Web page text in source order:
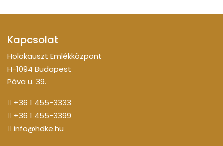
Kapcsolat
Holokauszt Emlékközpont
H-1094 Budapest
Páva u. 39.
+36 1 455-3333
+36 1 455-3399
info@hdke.hu